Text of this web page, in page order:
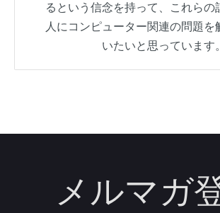
るという信念を持って、これらの
人にコンピューター関連の問題を
いたいと思っています。
メルマガ